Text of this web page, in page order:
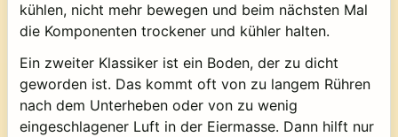
kühlen, nicht mehr bewegen und beim nächsten Mal
die Komponenten trockener und kühler halten.
Ein zweiter Klassiker ist ein Boden, der zu dicht
geworden ist. Das kommt oft von zu langem Rühren
nach dem Unterheben oder von zu wenig
eingeschlagener Luft in der Eiermasse. Dann hilft nur